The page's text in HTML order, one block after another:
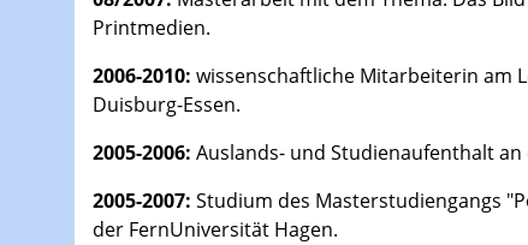
Printmedien.
2006-2010: wissenschaftliche Mitarbeiterin am
Duisburg-Essen.
2005-2006: Auslands- und Studienaufenthalt an
2005-2007: Studium des Masterstudiengangs
der FernUniversität Hagen.